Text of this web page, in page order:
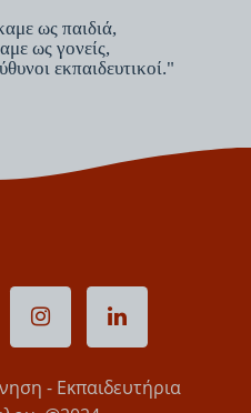
ως παιδιά,
ως γονείς,
εκπαιδευτικοί."
- Εκπαιδευτήρια